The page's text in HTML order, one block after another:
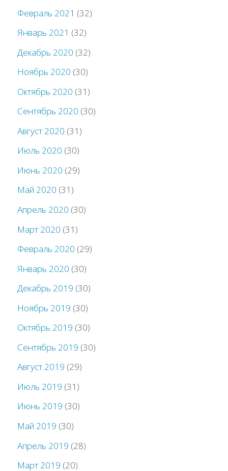
Февраль 2021 (32)
Январь 2021 (32)
Декабрь 2020 (32)
Ноябрь 2020 (30)
Октябрь 2020 (31)
Сентябрь 2020 (30)
Август 2020 (31)
Июль 2020 (30)
Июнь 2020 (29)
Май 2020 (31)
Апрель 2020 (30)
Март 2020 (31)
Февраль 2020 (29)
Январь 2020 (30)
Декабрь 2019 (30)
Ноябрь 2019 (30)
Октябрь 2019 (30)
Сентябрь 2019 (30)
Август 2019 (29)
Июль 2019 (31)
Июнь 2019 (30)
Май 2019 (30)
Апрель 2019 (28)
Март 2019 (20)